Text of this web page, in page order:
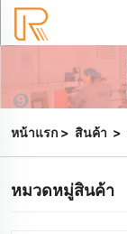
หน้าแรก > สินค้า >
หมวดหมู่สินค้า